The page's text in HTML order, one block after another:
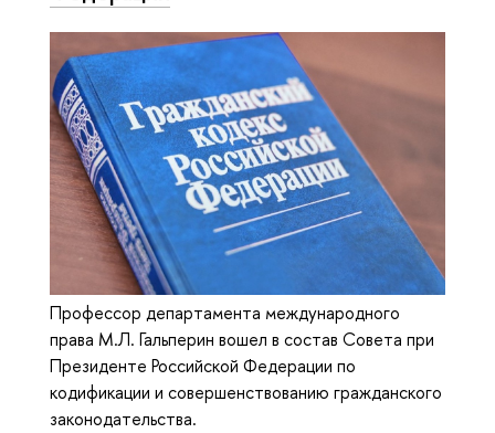
Профессор департамента международного
права М.Л. Гальперин вошел в состав Совета при
Президенте Российской Федерации по
кодификации и совершенствованию гражданского
законодательства.